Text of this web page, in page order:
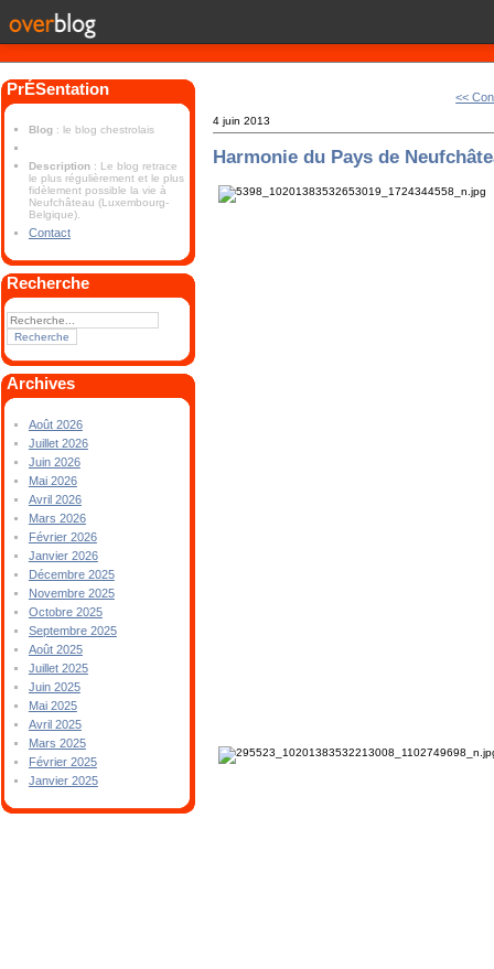
PrÉSentation
Blog : le blog chestrolais
Description : Le blog retrace
le plus régulièrement et le plus
fidèlement possible la vie à
Neufchâteau (Luxembourg-
Belgique).
Contact
Recherche
Archives
Août 2026
Juillet 2026
Juin 2026
Mai 2026
Avril 2026
Mars 2026
Février 2026
Janvier 2026
Décembre 2025
Novembre 2025
Octobre 2025
Septembre 2025
Août 2025
Juillet 2025
Juin 2025
Mai 2025
Avril 2025
Mars 2025
Février 2025
Janvier 2025
<<
4 juin 2013
Harmonie du Pays de